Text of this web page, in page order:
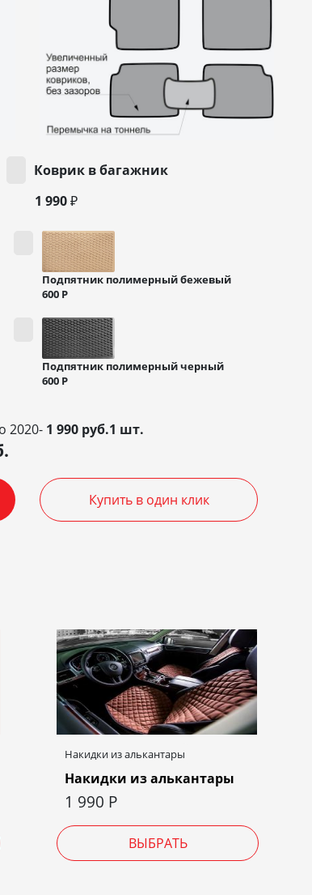
Коврик в багажник
1 990 ₽
Подпятник полимерный бежевый
600 Р
Подпятник полимерный черный
600 Р
2020- 1 990 руб.1 шт.
Купить в один клик
Накидки из алькантары
Накидки из алькантары
1 990 Р
ВЫБРАТЬ